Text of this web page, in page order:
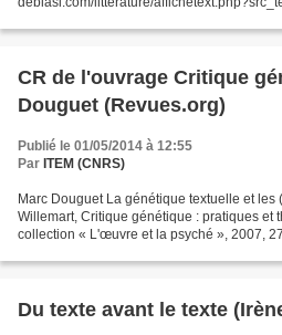
CR de l'ouvrage Critique
Douguet (Revues.org)
Publié le 01/05/2014 à 12:55
Par ITEM (CNRS)
Marc Douguet La génétique textuelle et les
Willemart, Critique génétique : pratiques et
collection « L'œuvre et la psyché », 2007,
Du texte avant le texte